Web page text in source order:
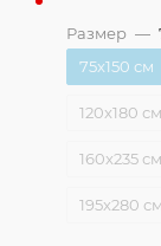
Размер —
75x150 см
120x180 см
160x235 см
195x280 см